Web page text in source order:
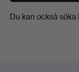
Du kan också söka i